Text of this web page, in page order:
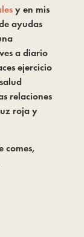
y en mis
ayudas
a diario
ejercicio
relaciones
roja y
comes,